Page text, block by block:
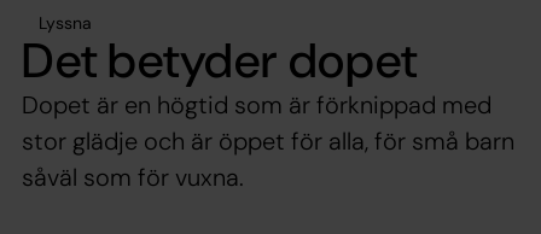
Lyssna
Det betyder dopet
Dopet är en högtid som är förknippad med
stor glädje och är öppet för alla, för små barn
såväl som för vuxna.